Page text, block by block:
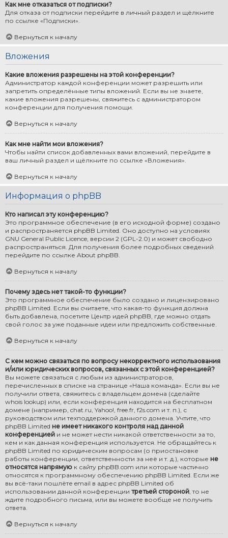
Как мне отказаться от подписки?
Для отказа от подписки перейдите в личный раздел и щёлкните
по ссылке «Подписки».
Вернуться к началу
Вложения
Какие вложения разрешены на этой конференции?
Администратор каждой конференции может разрешить или
запретить определённые типы вложений. Если вы не знаете,
какие вложения разрешены, свяжитесь с администратором
конференции для получения помощи.
Вернуться к началу
Как мне найти мои вложения?
Чтобы найти список добавленных вами вложений, перейдите в
ваш личный раздел и щёлкните по ссылке «Вложения».
Вернуться к началу
Информация о phpBB
Кто написал эту конференцию?
Это программное обеспечение (в его исходной форме) создано
и распространяется phpBB Limited. Оно доступно на условиях
GNU General Public Licence, версии 2 (GPL-2.0) и может свободно
распространяться. Для получения более подробных сведений
перейдите по ссылке About phpBB.
Вернуться к началу
Почему здесь нет такой-то функции?
Это программное обеспечение было создано и лицензировано
phpBB Limited. Если вы считаете, что какая-то функция должна
быть добавлена, посетите Центр идей phpBB, где можно отдать
свой голос за уже поданные идеи или предложить собственные.
Вернуться к началу
С кем можно связаться по вопросу некорректного использования
и/или юридических вопросов, связанных с этой конференцией?
Вы можете связаться с любым из администраторов,
перечисленных в списке на странице «Наша команда». Если вы не
получили ответа, свяжитесь с владельцем домена (сделайте
whois lookup) или, если конференция находится на бесплатном
домене (например, chat.ru, Yahoo!, free.fr, f2s.com и т. п.), с
руководством или техподдержкой данного домена. Учтите, что
phpBB Limited не имеет никакого контроля над данной
конференцией и не может нести никакой ответственности за то,
кем и как данная конференция используется. Не обращайтесь к
phpBB Limited по юридическим вопросам (о приостановке
работы конференции, ответственности за неё и т. д.), которые не
относятся напрямую к сайту phpBB.com или которые частично
относятся к программному обеспечению phpBB Limited. Если же
вы всё-таки пошлёте email в адрес phpBB Limited об
использовании данной конференции третьей стороной, то не
ждите подробного письма, или вы можете вообще не получить
ответа.
Вернуться к началу